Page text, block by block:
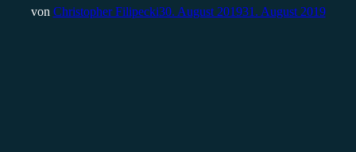
von Christopher Filipecki30. August 201931. August 2019